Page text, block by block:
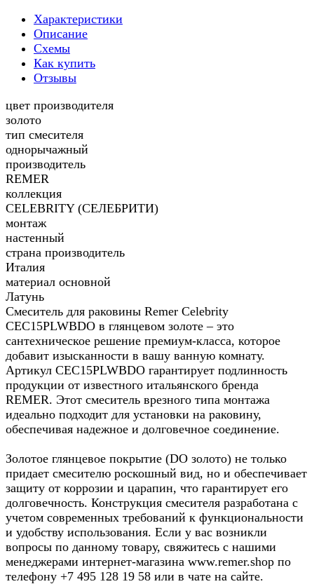
Характеристики
Описание
Схемы
Как купить
Отзывы
цвет производителя
золото
тип смесителя
однорычажный
производитель
REMER
коллекция
CELEBRITY (СЕЛЕБРИТИ)
монтаж
настенный
страна производитель
Италия
материал основной
Латунь
Смеситель для раковины Remer Celebrity
CEC15PLWBDO в глянцевом золоте – это
сантехническое решение премиум-класса, которое
добавит изысканности в вашу ванную комнату.
Артикул CEC15PLWBDO гарантирует подлинность
продукции от известного итальянского бренда
REMER. Этот смеситель врезного типа монтажа
идеально подходит для установки на раковину,
обеспечивая надежное и долговечное соединение.
Золотое глянцевое покрытие (DO золото) не только
придает смесителю роскошный вид, но и обеспечивает
защиту от коррозии и царапин, что гарантирует его
долговечность. Конструкция смесителя разработана с
учетом современных требований к функциональности
и удобству использования. Если у вас возникли
вопросы по данному товару, свяжитесь с нашими
менеджерами интернет-магазина www.remer.shop по
телефону +7 495 128 19 58 или в чате на сайте.